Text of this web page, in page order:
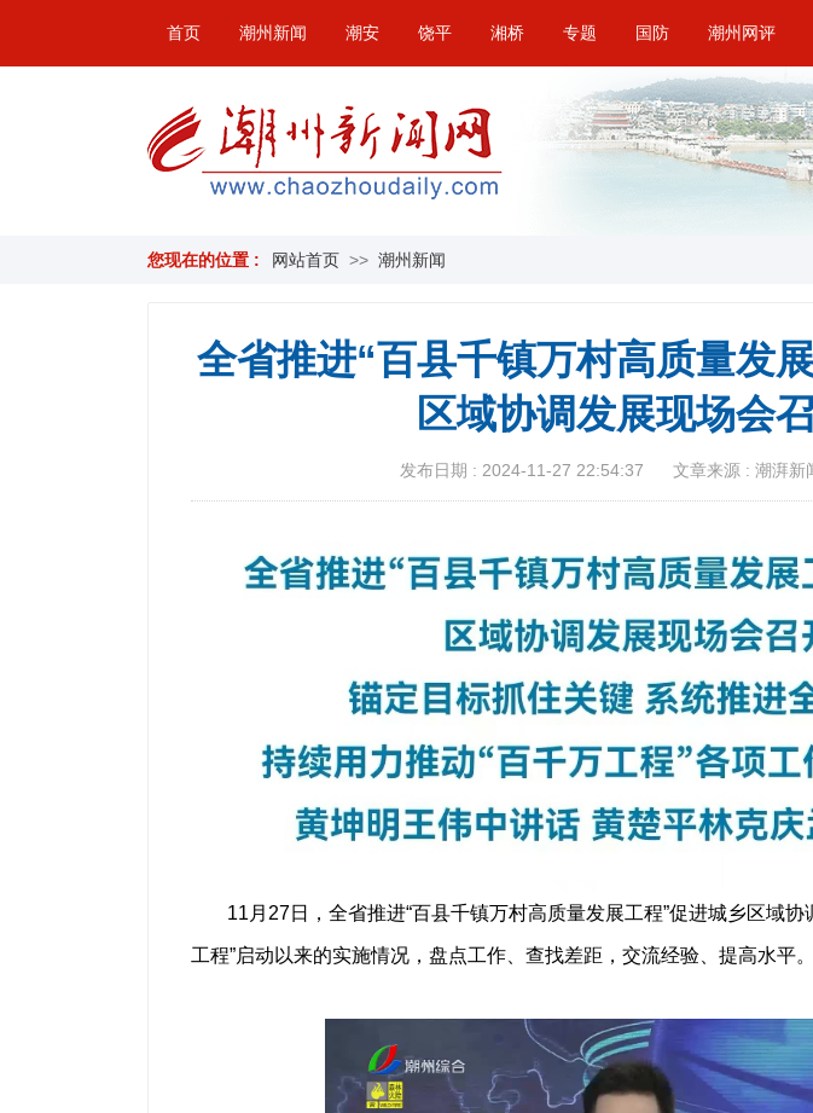
首页 潮州新闻 潮安 饶平 湘桥 专题 国防 潮州网评
您现在的位置 : 网站首页 >> 潮州新闻
全省推进“百县千镇万村高质量发
区域协调发展现场会
发布日期 : 2024-11-27 22:54:37 文章来源 : 潮湃新
11月27日，全省推进“百县千镇万村高质量发展工程”促进城乡区域
工程”启动以来的实施情况，盘点工作、查找差距，交流经验、提高水平。